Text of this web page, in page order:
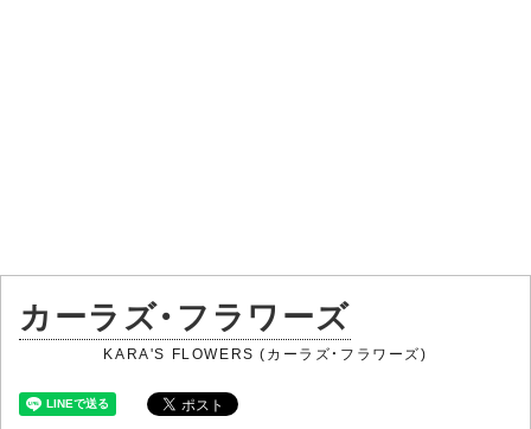
カーラズ・フラワーズ
KARA'S FLOWERS (カーラズ・フラワーズ)